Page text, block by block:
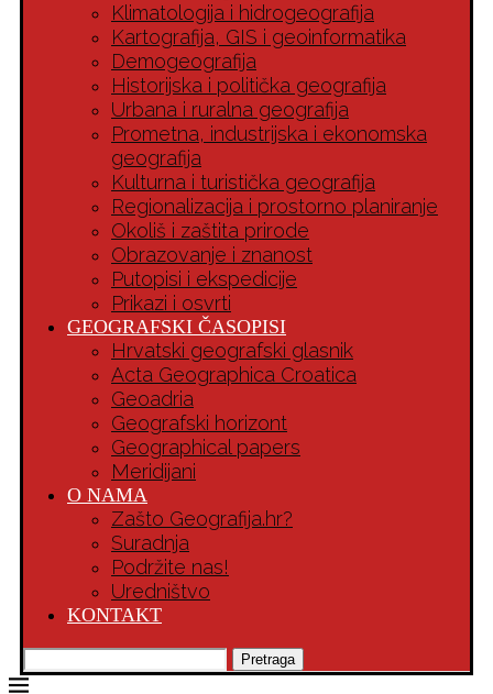
Klimatologija i hidrogeografija
Kartografija, GIS i geoinformatika
Demogeografija
Historijska i politička geografija
Urbana i ruralna geografija
Prometna, industrijska i ekonomska
geografija
Kulturna i turistička geografija
Regionalizacija i prostorno planiranje
Okoliš i zaštita prirode
Obrazovanje i znanost
Putopisi i ekspedicije
Prikazi i osvrti
GEOGRAFSKI ČASOPISI
Hrvatski geografski glasnik
Acta Geographica Croatica
Geoadria
Geografski horizont
Geographical papers
Meridijani
O NAMA
Zašto Geografija.hr?
Suradnja
Podržite nas!
Uredništvo
KONTAKT
Pretraga